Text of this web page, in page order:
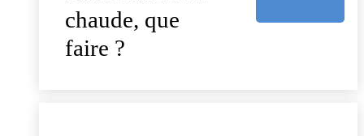
chaude, que
faire ?